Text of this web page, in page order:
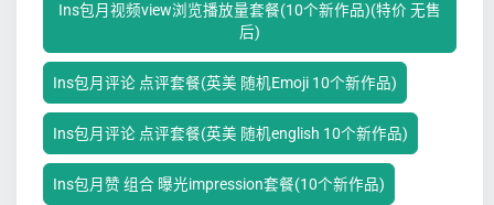
Ins包月视频view浏览播放量套餐(10个新作品)(特价 无售
后)
Ins包月评论 点评套餐(英美 随机Emoji 10个新作品)
Ins包月评论 点评套餐(英美 随机english 10个新作品)
Ins包月赞 组合 曝光impression套餐(10个新作品)